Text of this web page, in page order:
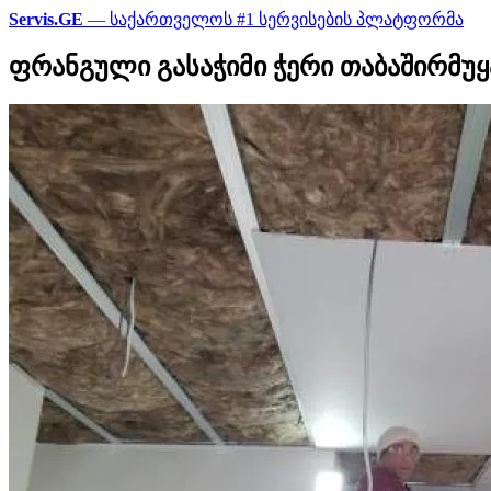
Servis.GE — საქართველოს #1 სერვისების პლატფორმა
ფრანგული გასაჭიმი ჭერი